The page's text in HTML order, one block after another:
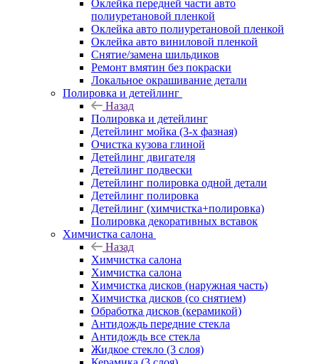
Оклейка передней части авто
полиуретановой пленкой
Оклейка авто полиуретановой пленкой
Оклейка авто виниловой пленкой
Снятие/замена шильдиков
Ремонт вмятин без покраски
Локальное окрашивание детали
Полировка и детейлинг
Назад
Полировка и детейлинг
Детейлинг мойка (3-х фазная)
Очистка кузова глиной
Детейлинг двигателя
Детейлинг подвески
Детейлинг полировка одной детали
Детейлинг полировка
Детейлинг (химчистка+полировка)
Полировка декоративных вставок
Химчистка салона
Назад
Химчистка салона
Химчистка салона
Химчистка дисков (наружная часть)
Химчистка дисков (со снятием)
Обработка дисков (керамикой)
Антидождь передние стекла
Антидождь все стекла
Жидкое стекло (3 слоя)